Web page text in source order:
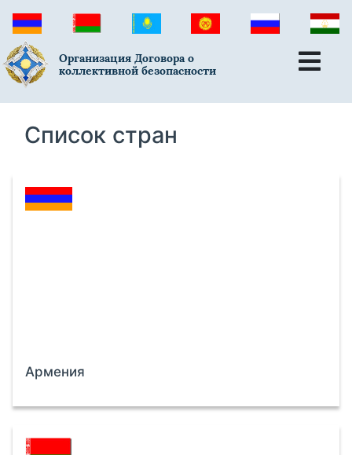
Организация Договора о
коллективной безопасности
Список стран
Армения